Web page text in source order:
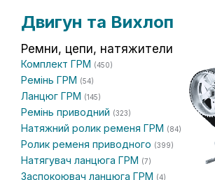
Двигун та Вихлоп
Ремни, цепи, натяжители
Комплект ГРМ (450)
Ремінь ГРМ (54)
Ланцюг ГРМ (145)
Ремінь приводний (323)
Натяжний ролик ременя ГРМ (84)
Ролик ременя приводного (399)
Натягувач ланцюга ГРМ (7)
Заспокоювач ланцюга ГРМ (4)